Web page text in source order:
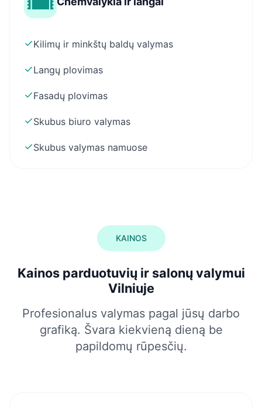
✓Kilimų ir minkštų baldų valymas
✓Langų plovimas
✓Fasadų plovimas
✓Skubus biuro valymas
✓Skubus valymas namuose
KAINOS
Kainos parduotuvių ir salonų valymui
Vilniuje
Profesionalus valymas pagal jūsų darbo
grafiką. Švara kiekvieną dieną be
papildomų rūpesčių.